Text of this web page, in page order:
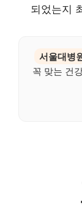
되었는지
서울대병
꼭 맞는 건